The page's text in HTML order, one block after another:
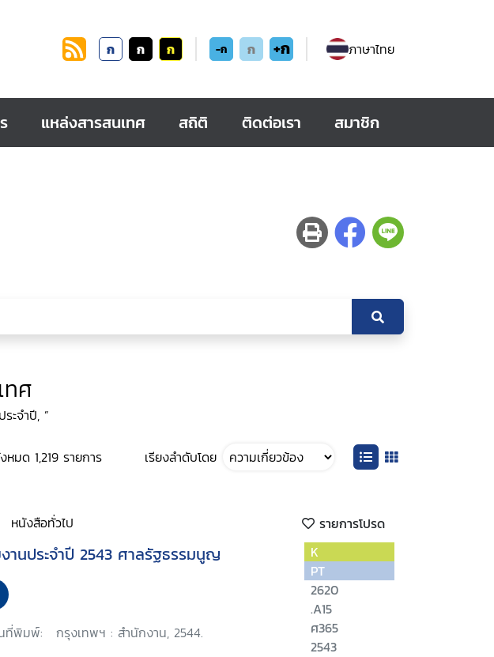
ก ก ก -ก ก +ก ภาษาไทย
แหล่งสารสนเทศ สถิติ ติดต่อเรา สมาชิก
ทศ
ะจำปี, ”
มด 1,219 รายการ เรียงลำดับโดย
หนังสือทั่วไป รายการโปรด
านประจำปี 2543 ศาลรัฐธรรมนูญ
ที่พิมพ์: กรุงเทพฯ : สำนักงาน, 2544.
K
PT
2620
.A15
ศ365
2543